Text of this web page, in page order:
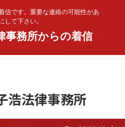
信です。重要な連絡の可能性があ
して下さい。
事務所からの着信
浩法律事務所